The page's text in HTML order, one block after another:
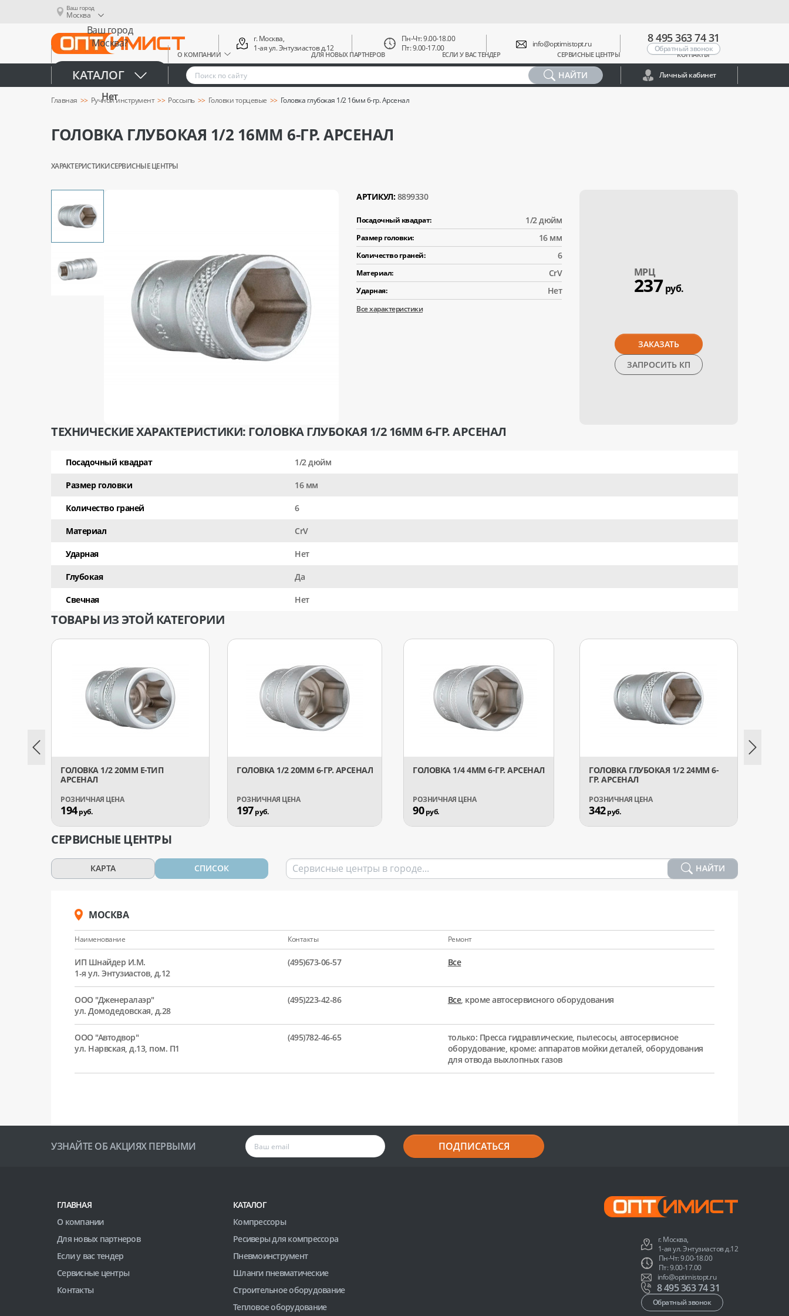
Ваш город
Москва
Ваш город
Москва?
Да
Нет
О КОМПАНИИ ДЛЯ НОВЫХ ПАРТНЕРОВ ЕСЛИ У ВАС ТЕНДЕР СЕРВИСНЫЕ ЦЕНТРЫ КОНТАКТЫ
г. Москва,
1-ая ул. Энтузиастов д.12
Пн-Чт: 9.00-18.00
Пт: 9.00-17.00
info@optimistopt.ru 8 495 363 74 31
Обратный звонок
КАТАЛОГ НАЙТИ Личный кабинет
Главная Ручной инструмент Россыпь Головки торцевые Головка глубокая 1/2 16мм 6-гр. Арсенал
ГОЛОВКА ГЛУБОКАЯ 1/2 16ММ 6-ГР. АРСЕНАЛ
ХАРАКТЕРИСТИКИСЕРВИСНЫЕ ЦЕНТРЫ
АРТИКУЛ: 8899330
Посадочный квадрат: 1/2 дюйм
Размер головки: 16 мм
Количество граней: 6
Материал: CrV
Ударная: Нет
Все характеристики
МPЦ
237 руб.
ЗАКАЗАТЬ
ЗАПРОСИТЬ КП
ТЕХНИЧЕСКИЕ ХАРАКТЕРИСТИКИ: ГОЛОВКА ГЛУБОКАЯ 1/2 16ММ 6-ГР. АРСЕНАЛ
Посадочный квадрат 1/2 дюйм
Размер головки 16 мм
Количество граней 6
Материал CrV
Ударная Нет
Глубокая Да
Свечная Нет
ТОВАРЫ ИЗ ЭТОЙ КАТЕГОРИИ
ГОЛОВКА 1/2 20ММ Е-ТИП
АРСЕНАЛ
194руб.
ГОЛОВКА 1/2 20ММ 6-ГР. АРСЕНАЛ
197руб.
ГОЛОВКА 1/4 4ММ 6-ГР. АРСЕНАЛ
90руб.
ГОЛОВКА ГЛУБОКАЯ 1/2 24ММ 6-
ГР. АРСЕНАЛ
342руб.
СЕРВИСНЫЕ ЦЕНТРЫ
КАРТА СПИСОК НАЙТИ
МОСКВА
Наименование Контакты Ремонт
ИП Шнайдер И.М.
1-я ул. Энтузиастов, д.12
(495)673-06-57 Все
ООО "Дженералаэр"
ул. Домодедовская, д.28
(495)223-42-86 Все, кроме автосервисного оборудования
ООО "Автодвор"
ул. Нарвская, д.13, пом. П1
(495)782-46-65
только: Пресса гидравлические, пылесосы, автосервисное
оборудование, кроме: аппаратов мойки деталей, оборудования
для отвода выхлопных газов
УЗНАЙТЕ ОБ АКЦИЯХ ПЕРВЫМИ ПОДПИСАТЬСЯ
ГЛАВНАЯ
О компании
Для новых партнеров
Если у вас тендер
Сервисные центры
Контакты
КАТАЛОГ
Компрессоры
Ресиверы для компрессора
Пневмоинструмент
Шланги пневматические
Строительное оборудование
Тепловое оборудование
г. Москва,
1-ая ул. Энтузиастов д.12
Пн-Чт: 9.00-18.00
Пт: 9.00-17.00
info@optimistopt.ru
8 495 363 74 31
Обратный звонок